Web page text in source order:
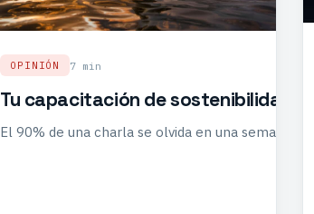
OPINIÓN 7 min
Tu capacitación de sostenibilidad
El 90% de una charla se olvida en una semana.